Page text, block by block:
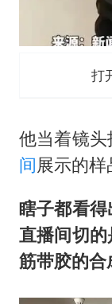
打
他当着镜
间展示的样
瞎子都看得
直播间切
筋带胶的合